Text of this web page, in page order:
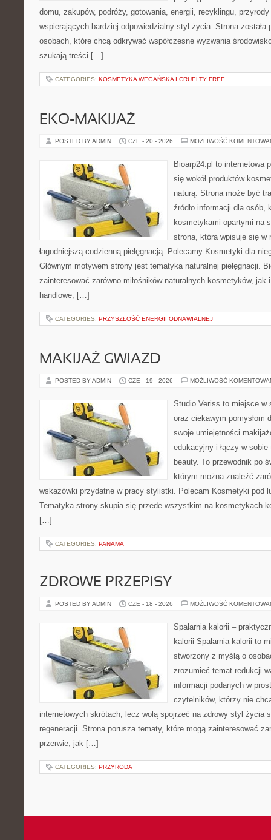
domu, zakupów, podróży, gotowania, energii, recyklingu,
wspierających bardziej odpowiedzialny styl życia. Strona została
osobach, które chcą odkrywać współczesne wyzwania
szukają treści […]
CATEGORIES: KOSMETYKA WEGAŃSKA I CRUELTY FREE
EKO-MAKIJAŻ
POSTED BY ADMIN CZE - 20 - 2026 MOŻLIWOŚĆ
Bioarp24.pl to internetowa
się wokół produktów
naturą. Strona może być
źródło informacji dla osób,
kosmetykami opartymi na
strona, która wpisuje się w
łagodniejszą codzienną pielęgnacją. Polecamy Kosmetyki dla
Głównym motywem strony jest tematyka naturalnej pielęgnacji.
zainteresować zarówno miłośników naturalnych kosmetyków, jak
handlowe, […]
CATEGORIES: PRZYSZŁOŚĆ ENERGII ODNAWIALNEJ
MAKIJAŻ GWIAZD
POSTED BY ADMIN CZE - 19 - 2026 MOŻLIWOŚĆ
Studio Veriss to miejsce w
oraz ciekawym pomysłom
swoje umiejętności
edukacyjny i łączy w
beauty. To przewodnik po
którym można znaleźć
wskazówki przydatne w pracy stylistki. Polecam Kosmetyki pod
Tematyka strony skupia się przede wszystkim na kosmetykach
[…]
CATEGORIES: PANAMA
ZDROWE PRZEPISY
POSTED BY ADMIN CZE - 18 - 2026 MOŻLIWOŚĆ
Spalarnia kalorii –
kalorii Spalarnia kalorii to
stworzony z myślą o
zrozumieć temat redukcji
informacji podanych w
czytelników, którzy nie
internetowych skrótach, lecz wolą spojrzeć na zdrowy styl życia
regeneracji. Strona porusza tematy, które mogą zainteresować
przerwie, jak […]
CATEGORIES: PRZYRODA